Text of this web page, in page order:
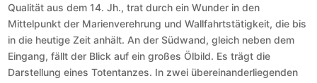
Qualität aus dem 14. Jh., trat durch ein Wunder in den
Mittelpunkt der Marienverehrung und Wallfahrtstätigkeit, die bis
in die heutige Zeit anhält. An der Südwand, gleich neben dem
Eingang, fällt der Blick auf ein großes Ölbild. Es trägt die
Darstellung eines Totentanzes. In zwei übereinanderliegenden